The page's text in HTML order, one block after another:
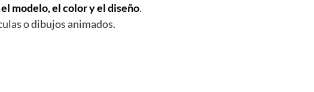
el modelo, el color y el diseño.
o dibujos animados.